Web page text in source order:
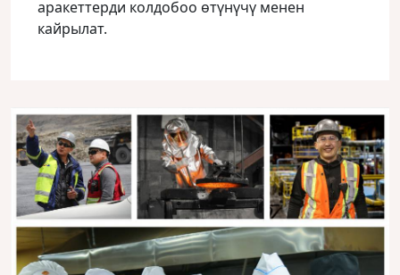
аракеттерди колдобоо өтүнүчү менен
кайрылат.